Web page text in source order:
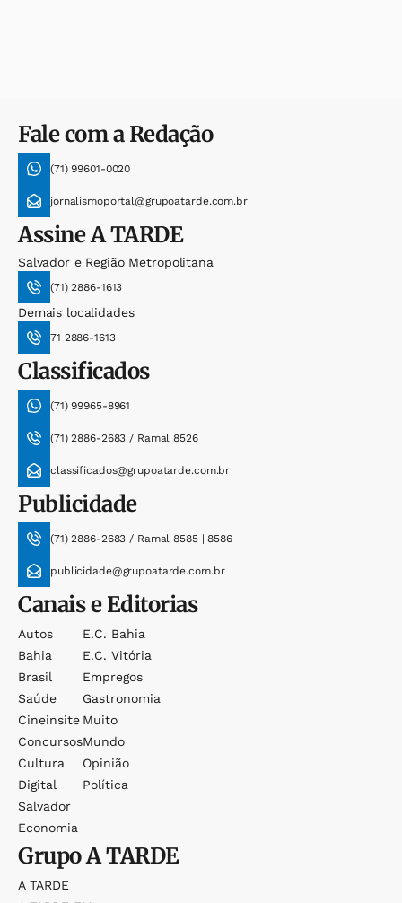
Fale com a Redação
(71) 99601-0020
jornalismoportal@grupoatarde.com.br
AssineA TARDE
Salvador e Região Metropolitana
(71) 2886-1613
Demais localidades
71 2886-1613
Classificados
(71) 99965-8961
(71) 2886-2683 / Ramal 8526
classificados@grupoatarde.com.br
Publicidade
(71) 2886-2683 / Ramal 8585 | 8586
publicidade@grupoatarde.com.br
Canais e Editorias
Autos
Bahia
Brasil
Saúde
Cineinsite
Concursos
Cultura
Digital
Salvador
Economia
E.c. Bahia
E.c. Vitória
Empregos
Gastronomia
Muito
Mundo
Opinião
Política
GrupoA TARDE
A TARDE